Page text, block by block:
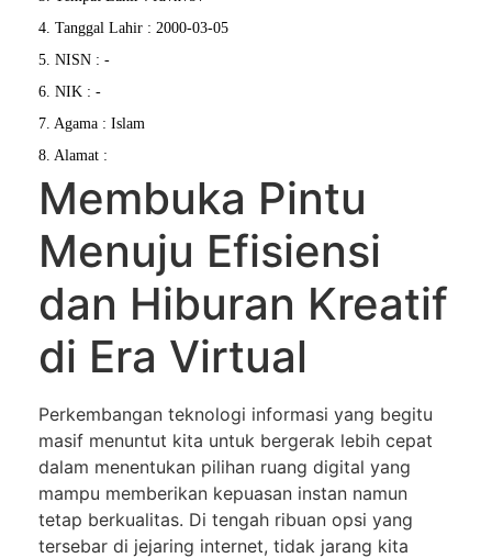
4. Tanggal Lahir : 2000-03-05
5. NISN : -
6. NIK : -
7. Agama : Islam
8. Alamat :
Membuka Pintu
Menuju Efisiensi
dan Hiburan Kreatif
di Era Virtual
Perkembangan teknologi informasi yang begitu
masif menuntut kita untuk bergerak lebih cepat
dalam menentukan pilihan ruang digital yang
mampu memberikan kepuasan instan namun
tetap berkualitas. Di tengah ribuan opsi yang
tersebar di jejaring internet, tidak jarang kita